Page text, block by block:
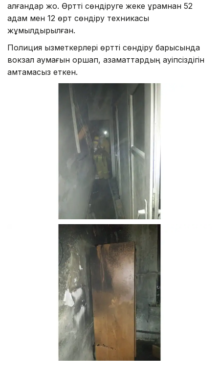
алғандар жоқ. Өртті сөндіруге жеке құрамнан 52
адам мен 12 өрт сөндіру техникасы
жұмылдырылған.
Полиция қызметкерлері өртті сөндіру барысында
вокзал аумағын қоршап, азаматтардың қауіпсіздігін
қамтамасыз еткен.